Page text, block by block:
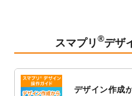
追加しました
2023/1/13
4月始まりの
2023/1/5
スタンプカ
スマプリ ®デザ
デザイン作成